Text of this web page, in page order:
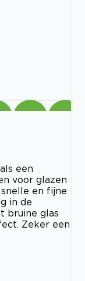
een
voor glazen
en fijne
in de
bruine glas
Zeker een